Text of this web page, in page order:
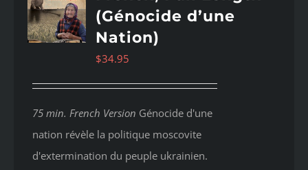
(Génocide d’une
Nation)
$34.95
75 min. French Version Génocide d'une
nation révèle la politique moscovite
d'extermination du peuple ukrainien.